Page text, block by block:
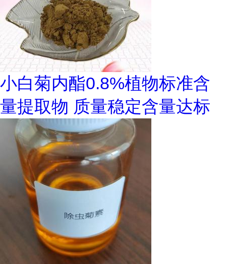
小白菊内酯0.8%植物标准含
量提取物 质量稳定含量达标